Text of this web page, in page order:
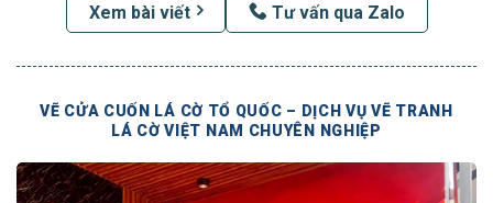
Xem bài viết Tư vấn qua Zalo
VẼ CỬA CUỐN LÁ CỜ TỔ QUỐC – DỊCH VỤ VẼ TRANH
LÁ CỜ VIỆT NAM CHUYÊN NGHIỆP